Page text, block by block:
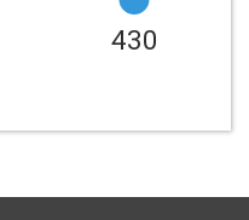
430